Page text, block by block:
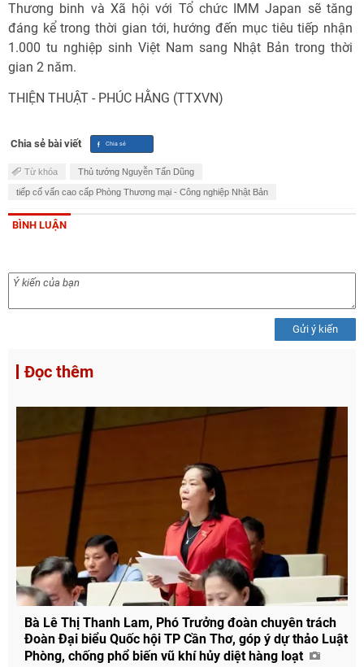
Thương binh và Xã hội với Tổ chức IMM Japan sẽ tăng
đáng kể trong thời gian tới, hướng đến mục tiêu tiếp nhận
1.000 tu nghiệp sinh Việt Nam sang Nhật Bản trong thời
gian 2 năm.
THIỆN THUẬT - PHÚC HẰNG (TTXVN)
Chia sẻ bài viết
Từ khóa Thủ tướng Nguyễn Tấn Dũng
tiếp cố vấn cao cấp Phòng Thương mại - Công nghiệp Nhật Bản
BÌNH LUẬN
Gửi ý kiến
Đọc thêm
Bà Lê Thị Thanh Lam, Phó Trưởng đoàn chuyên trách
Đoàn Đại biểu Quốc hội TP Cần Thơ, góp ý dự thảo Luật
Phòng, chống phổ biến vũ khí hủy diệt hàng loạt